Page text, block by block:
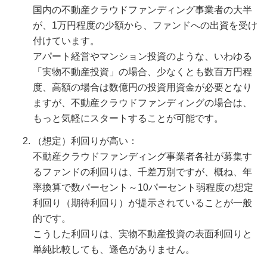
国内の不動産クラウドファンディング事業者の大半
が、1万円程度の少額から、ファンドへの出資を受け
付けています。
アパート経営やマンション投資のような、いわゆる
「実物不動産投資」の場合、少なくとも数百万円程
度、高額の場合は数億円の投資用資金が必要となり
ますが、不動産クラウドファンディングの場合は、
もっと気軽にスタートすることが可能です。
（想定）利回りが高い：
不動産クラウドファンディング事業者各社が募集す
るファンドの利回りは、千差万別ですが、概ね、年
率換算で数パーセント～10パーセント弱程度の想定
利回り（期待利回り）が提示されていることが一般
的です。
こうした利回りは、実物不動産投資の表面利回りと
単純比較しても、遜色がありません。